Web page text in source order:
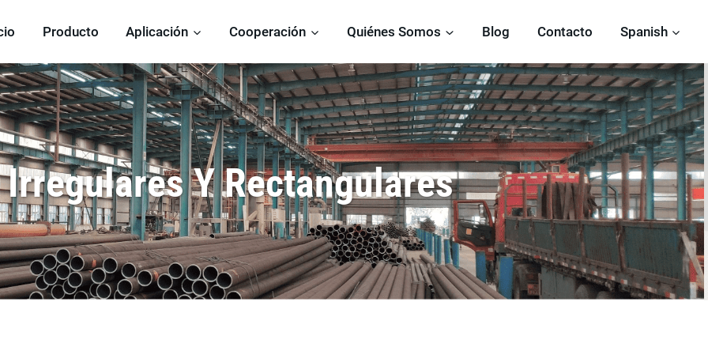
Producto Aplicación Cooperación Quiénes Somos Blog Contacto Spanish
Y Rectangulares